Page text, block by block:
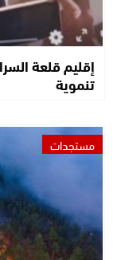
إقليم قلعة
تنموية
مستجدات